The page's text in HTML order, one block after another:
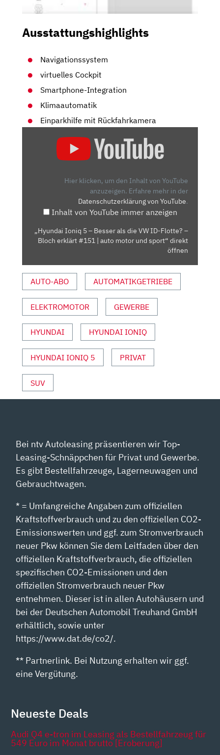
Ausstattungshighlights
Navigationssystem
virtuelles Cockpit
Smartphone-Integration
Klimaautomatik
Einparkhilfe mit Rückfahrkamera
FLOTTE?
ERKLÄRT
#151
|
AUTO
UND
SPORT“
VON
YOUTUBE
ANZEIGEN
Hier klicken, um den Inhalt von YouTube
anzuzeigen. Erfahre mehr in der
Datenschutzerklärung von YouTube.
Inhalt von YouTube immer anzeigen
„Hyundai Ioniq 5 – Besser als die VW ID-Flotte? –
Bloch erklärt #151 | auto motor und sport“ direkt
öffnen
AUTO-ABO AUTOMATIKGETRIEBE
ELEKTROMOTOR GEWERBE
HYUNDAI HYUNDAI IONIQ
HYUNDAI IONIQ 5 PRIVAT
SUV
Bei ntv Autoleasing präsentieren wir Top-
Leasing-Schnäppchen für Privat und Gewerbe.
Es gibt Bestellfahrzeuge, Lagerneuwagen und
Gebrauchtwagen.
* = Umfangreiche Angaben zum offiziellen
Kraftstoffverbrauch und zu den offiziellen CO2-
Emissionswerten und ggf. zum Stromverbrauch
neuer Pkw können Sie dem Leitfaden über den
offiziellen Kraftstoffverbrauch, die offiziellen
spezifischen CO2-Emissionen und den
offiziellen Stromverbrauch neuer Pkw
entnehmen. Dieser ist in allen Autohäusern und
bei der Deutschen Automobil Treuhand GmbH
erhältlich, sowie unter
https://www.dat.de/co2/.
** Partnerlink. Bei Nutzung erhalten wir ggf.
eine Vergütung.
Neueste Deals
Audi Q4 e-tron im Leasing als Bestellfahrzeug für
549 Euro im Monat brutto [Eroberung]